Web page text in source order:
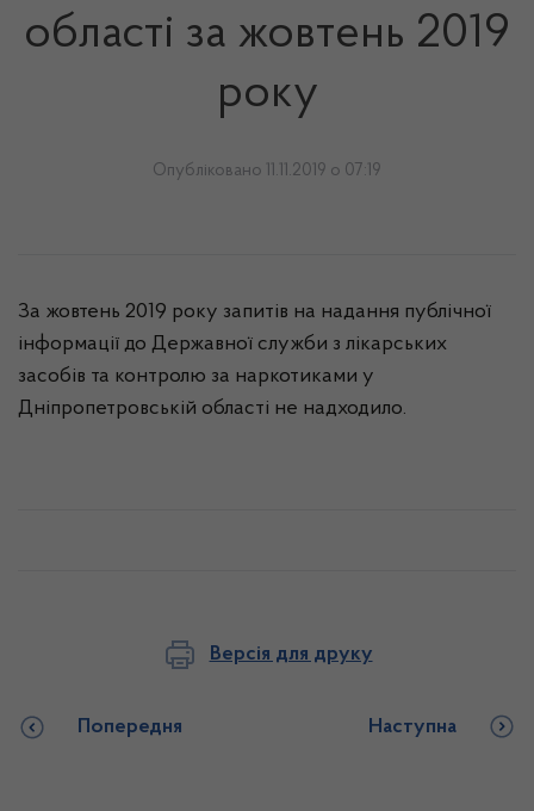
області за жовтень 2019
року
Опубліковано 11.11.2019 о 07:19
За жовтень 2019 року запитів на надання публічної
інформації до Державної служби з лікарських
засобів та контролю за наркотиками у
Дніпропетровській області не надходило.
Версія для друку
Попередня Наступна